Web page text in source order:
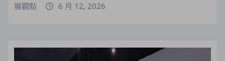
展觀點 6 月 12, 2026